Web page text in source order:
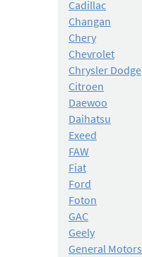
Cadillac
Changan
Chery
Chevrolet
Chrysler Dodge
Citroen
Daewoo
Daihatsu
Exeed
FAW
Fiat
Ford
Foton
GAC
Geely
General Motors